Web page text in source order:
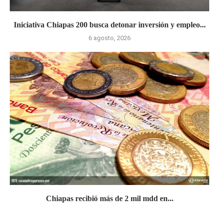
Iniciativa Chiapas 200 busca detonar inversión y empleo...
6 agosto, 2026
Chiapas recibió más de 2 mil mdd en...